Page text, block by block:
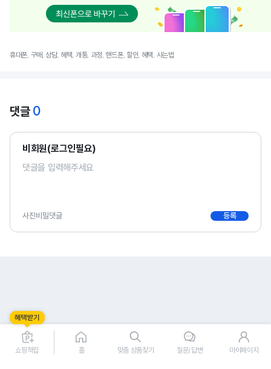
휴대폰, 구매, 상담, 혜택, 개통, 과정, 핸드폰, 할인, 혜택, 사는법
댓글 0
비회원(로그인필요)
사진비밀댓글 등록
0
쇼핑적립 홈 맞춤 상품찾기 질문/답변 마이페이지